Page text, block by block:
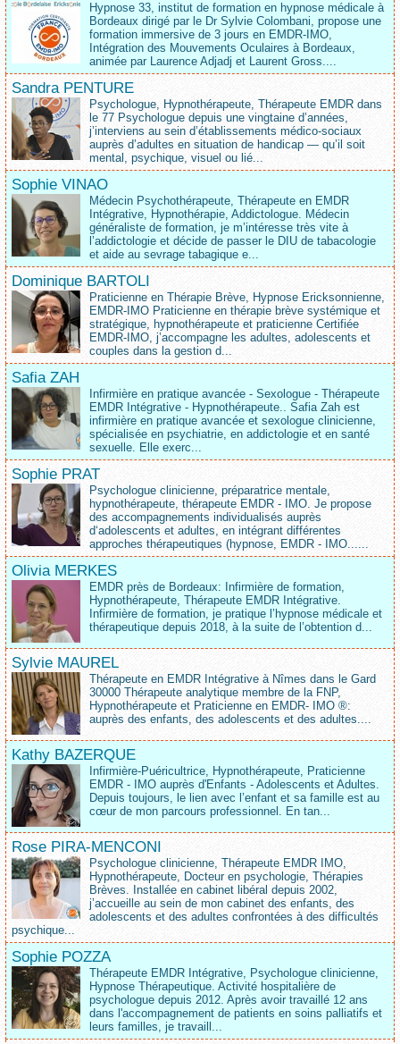
Hypnose 33, institut de formation en hypnose médicale à
Bordeaux dirigé par le Dr Sylvie Colombani, propose une
formation immersive de 3 jours en EMDR-IMO,
Intégration des Mouvements Oculaires à Bordeaux,
animée par Laurence Adjadj et Laurent Gross....
Sandra PENTURE
Psychologue, Hypnothérapeute, Thérapeute EMDR dans
le 77 Psychologue depuis une vingtaine d’années,
j’interviens au sein d’établissements médico‑sociaux
auprès d’adultes en situation de handicap — qu’il soit
mental, psychique, visuel ou lié...
Sophie VINAO
Médecin Psychothérapeute, Thérapeute en EMDR
Intégrative, Hypnothérapie, Addictologue. Médecin
généraliste de formation, je m’intéresse très vite à
l’addictologie et décide de passer le DIU de tabacologie
et aide au sevrage tabagique e...
Dominique BARTOLI
Praticienne en Thérapie Brève, Hypnose Ericksonnienne,
EMDR-IMO Praticienne en thérapie brève systémique et
stratégique, hypnothérapeute et praticienne Certifiée
EMDR-IMO, j’accompagne les adultes, adolescents et
couples dans la gestion d...
Safia ZAH
Infirmière en pratique avancée - Sexologue - Thérapeute
EMDR Intégrative - Hypnothérapeute.. Safia Zah est
infirmière en pratique avancée et sexologue clinicienne,
spécialisée en psychiatrie, en addictologie et en santé
sexuelle. Elle exerc...
Sophie PRAT
Psychologue clinicienne, préparatrice mentale,
hypnothérapeute, thérapeute EMDR - IMO. Je propose
des accompagnements individualisés auprès
d‘adolescents et adultes, en intégrant différentes
approches thérapeutiques (hypnose, EMDR - IMO......
Olivia MERKES
EMDR près de Bordeaux: Infirmière de formation,
Hypnothérapeute, Thérapeute EMDR Intégrative.
Infirmière de formation, je pratique l’hypnose médicale et
thérapeutique depuis 2018, à la suite de l’obtention d...
Sylvie MAUREL
Thérapeute en EMDR Intégrative à Nîmes dans le Gard
30000 Thérapeute analytique membre de la FNP,
Hypnothérapeute et Praticienne en EMDR- IMO ®:
auprès des enfants, des adolescents et des adultes....
Kathy BAZERQUE
Infirmière-Puéricultrice, Hypnothérapeute, Praticienne
EMDR - IMO auprès d'Enfants - Adolescents et Adultes.
Depuis toujours, le lien avec l’enfant et sa famille est au
cœur de mon parcours professionnel. En tan...
Rose PIRA-MENCONI
Psychologue clinicienne, Thérapeute EMDR IMO,
Hypnothérapeute, Docteur en psychologie, Thérapies
Brèves. Installée en cabinet libéral depuis 2002,
j’accueille au sein de mon cabinet des enfants, des
adolescents et des adultes confrontées à des difficultés
psychique...
Sophie POZZA
Thérapeute EMDR Intégrative, Psychologue clinicienne,
Hypnose Thérapeutique. Activité hospitalière de
psychologue depuis 2012. Après avoir travaillé 12 ans
dans l'accompagnement de patients en soins palliatifs et
leurs familles, je travaill...